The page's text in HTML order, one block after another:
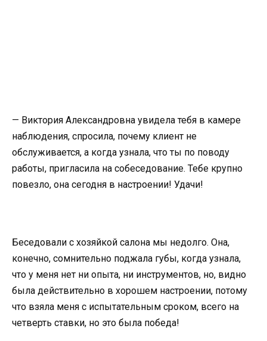
— Виктория Александровна увидела тебя в камере
наблюдения, спросила, почему клиент не
обслуживается, а когда узнала, что ты по поводу
работы, пригласила на собеседование. Тебе крупно
повезло, она сегодня в настроении! Удачи!
Беседовали с хозяйкой салона мы недолго. Она,
конечно, сомнительно поджала губы, когда узнала,
что у меня нет ни опыта, ни инструментов, но, видно
была действительно в хорошем настроении, потому
что взяла меня с испытательным сроком, всего на
четверть ставки, но это была победа!